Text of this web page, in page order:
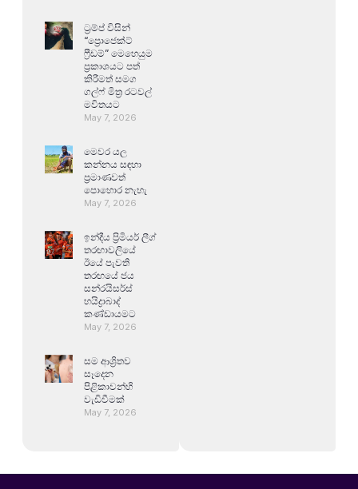
ට්‍රම්ප් විසින්
“ප්‍රොජෙක්ට්
ෆ්‍රීඩම්” මෙහෙයුම
ප්‍රකාශයට පත්
කිරීමත් සමග
ගල්ෆ් මිත්‍ර රටවල්
මවිතයට
May 7, 2026
මෙවර යල
කන්නය සඳහා
ප්‍රමාණවත්
පොහොර නැහැ
May 7, 2026
ඉන්දීය ප්‍රිමියර් ලීග්
තරඟාවලියේ
ඊයේ පැවති
තරඟයේ ජය
සන්රයිසර්ස්
හයිද්‍රාබාද්
කණ්ඩායමට
May 7, 2026
සම ආශ්‍රිතව
සෑදෙන
පිළිකාවන්හි
වැඩිවීමක්
May 7, 2026